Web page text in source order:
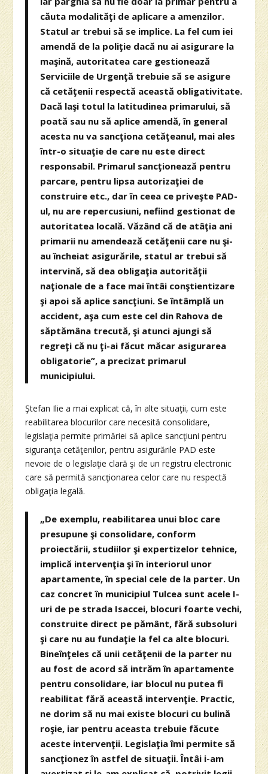
căuta modalităţi de aplicare a amenzilor.
Statul ar trebui să se implice. La fel cum iei
amendă de la poliţie dacă nu ai asigurare la
maşină, autoritatea care gestionează
Serviciile de Urgenţă trebuie să se asigure
că cetăţenii respectă această obligativitate.
Dacă laşi totul la latitudinea primarului, să
poată sau nu să aplice amendă, în general
acesta nu va sancţiona cetăţeanul, mai ales
într-o situaţie de care nu este direct
responsabil. Primarul sancţionează pentru
parcare, pentru lipsa autorizaţiei de
construire etc., dar în ceea ce priveşte PAD-
ul, nu are repercusiuni, nefiind gestionat de
autoritatea locală. Văzând că de atâţia ani
primarii nu amendează cetăţenii care nu şi-
au încheiat asigurările, statul ar trebui să
intervină, să dea obligaţia autorităţii
naţionale de a face mai întâi conştientizare
şi apoi să aplice sancţiuni. Se întâmplă un
accident, aşa cum este cel din Rahova de
săptămâna trecută, şi atunci ajungi să
regreţi că nu ţi-ai făcut măcar asigurarea
obligatorie”, a precizat primarul
municipiului.
Ştefan Ilie a mai explicat că, în alte situaţii, cum este
reabilitarea blocurilor care necesită consolidare,
legislaţia permite primăriei să aplice sancţiuni pentru
siguranţa cetăţenilor, pentru asigurările PAD este
nevoie de o legislaţie clară şi de un registru electronic
care să permită sancţionarea celor care nu respectă
obligaţia legală.
„De exemplu, reabilitarea unui bloc care
presupune şi consolidare, conform
proiectării, studiilor şi expertizelor tehnice,
implică intervenţia şi în interiorul unor
apartamente, în special cele de la parter. Un
caz concret în municipiul Tulcea sunt acele I-
uri de pe strada Isaccei, blocuri foarte vechi,
construite direct pe pământ, fără subsoluri
şi care nu au fundaţie la fel ca alte blocuri.
Bineînţeles că unii cetăţenii de la parter nu
au fost de acord să intrăm în apartamente
pentru consolidare, iar blocul nu putea fi
reabilitat fără această intervenţie. Practic,
ne dorim să nu mai existe blocuri cu bulină
roşie, iar pentru aceasta trebuie făcute
aceste intervenţii. Legislaţia îmi permite să
sancţionez în astfel de situaţii. Întâi i-am